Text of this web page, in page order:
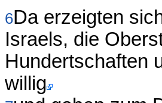
6Da erzeigten
Israels, die
Hundertschaften
willig